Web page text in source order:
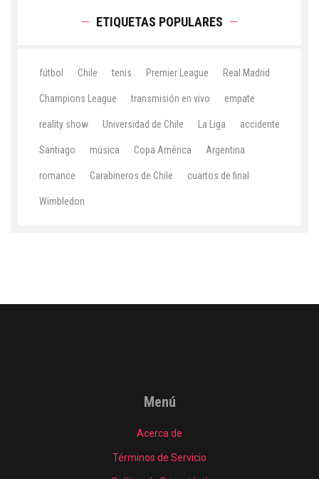
ETIQUETAS POPULARES
fútbol Chile tenis Premier League Real Madrid
Champions League transmisión en vivo empate
reality show Universidad de Chile La Liga accidente
Santiago música Copa América Argentina
romance Carabineros de Chile cuartos de final
Wimbledon
Menú
Acerca de
Términos de Servicio